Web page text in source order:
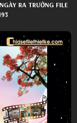
RA TRƯỜNG FILE